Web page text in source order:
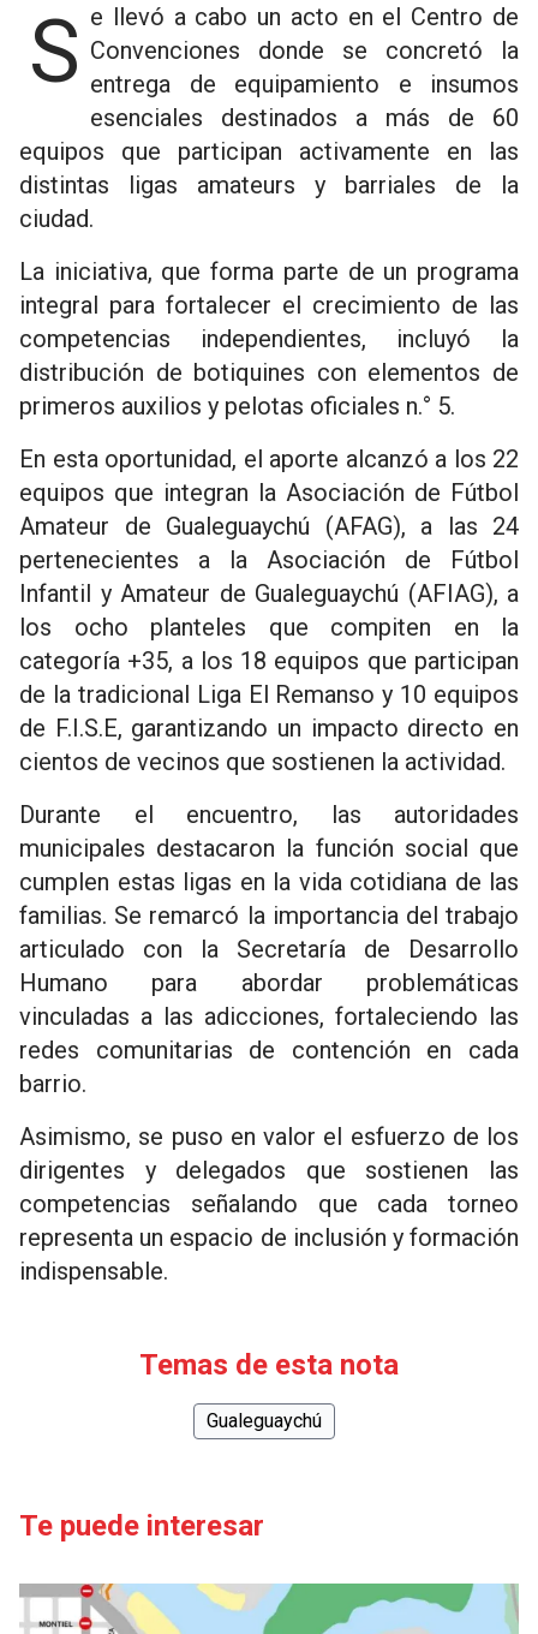
Se llevó a cabo un acto en el Centro de Convenciones donde se concretó la
entrega de equipamiento e insumos
esenciales destinados a más de 60
equipos que participan activamente en las
distintas ligas amateurs y barriales de la
ciudad.
La iniciativa, que forma parte de un programa
integral para fortalecer el crecimiento de las
competencias independientes, incluyó la
distribución de botiquines con elementos de
primeros auxilios y pelotas oficiales n.° 5.
En esta oportunidad, el aporte alcanzó a los 22
equipos que integran la Asociación de Fútbol
Amateur de Gualeguaychú (AFAG), a las 24
pertenecientes a la Asociación de Fútbol
Infantil y Amateur de Gualeguaychú (AFIAG), a
los ocho planteles que compiten en la
categoría +35, a los 18 equipos que participan
de la tradicional Liga El Remanso y 10 equipos
de F.I.S.E, garantizando un impacto directo en
cientos de vecinos que sostienen la actividad.
Durante el encuentro, las autoridades
municipales destacaron la función social que
cumplen estas ligas en la vida cotidiana de las
familias. Se remarcó la importancia del trabajo
articulado con la Secretaría de Desarrollo
Humano para abordar problemáticas
vinculadas a las adicciones, fortaleciendo las
redes comunitarias de contención en cada
barrio.
Asimismo, se puso en valor el esfuerzo de los
dirigentes y delegados que sostienen las
competencias señalando que cada torneo
representa un espacio de inclusión y formación
indispensable.
Temas de esta nota
Gualeguaychú
Te puede interesar